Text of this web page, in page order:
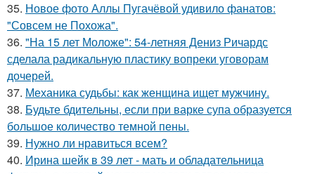
35. Новое фото Аллы Пугачёвой удивило фанатов:
"Совсем не Похожа".
36. "На 15 лет Моложе": 54-летняя Дениз Ричардс
сделала радикальную пластику вопреки уговорам
дочерей.
37. Механика судьбы: как женщина ищет мужчину.
38. Будьте бдительны, если при варке супа образуется
большое количество темной пены.
39. Нужно ли нравиться всем?
40. Ирина шейк в 39 лет - мать и обладательница